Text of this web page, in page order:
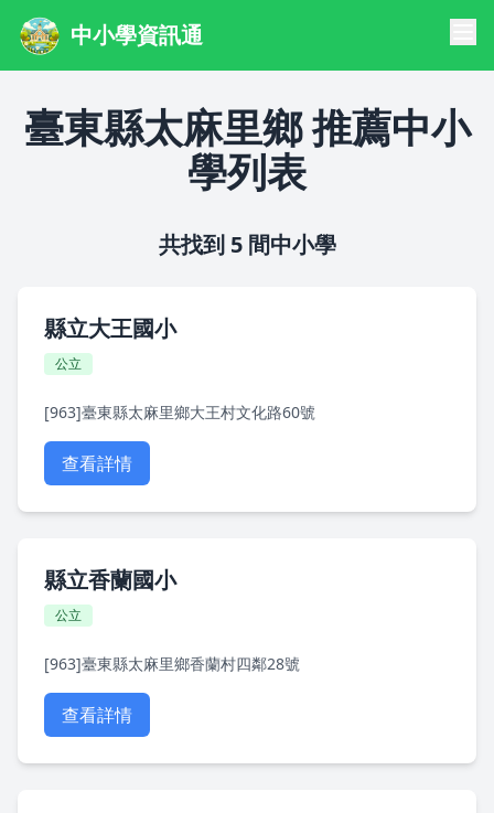
中小學資訊通
臺東縣太麻里鄉 推薦中小
學列表
共找到 5 間中小學
縣立大王國小
公立
[963]臺東縣太麻里鄉大王村文化路60號
查看詳情
縣立香蘭國小
公立
[963]臺東縣太麻里鄉香蘭村四鄰28號
查看詳情